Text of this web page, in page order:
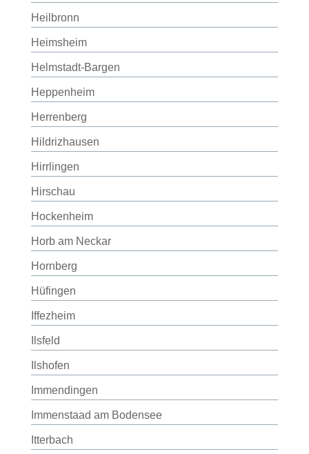
Heilbronn
Heimsheim
Helmstadt-Bargen
Heppenheim
Herrenberg
Hildrizhausen
Hirrlingen
Hirschau
Hockenheim
Horb am Neckar
Hornberg
Hüfingen
Iffezheim
Ilsfeld
Ilshofen
Immendingen
Immenstaad am Bodensee
Itterbach